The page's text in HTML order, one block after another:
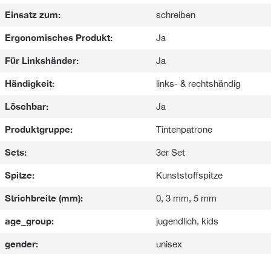
Einsatz zum: schreiben
Ergonomisches Produkt: Ja
Für Linkshänder: Ja
Händigkeit: links- & rechtshändig
Löschbar: Ja
Produktgruppe: Tintenpatrone
Sets: 3er Set
Spitze: Kunststoffspitze
Strichbreite (mm): 0, 3 mm, 5 mm
age_group: jugendlich, kids
gender: unisex